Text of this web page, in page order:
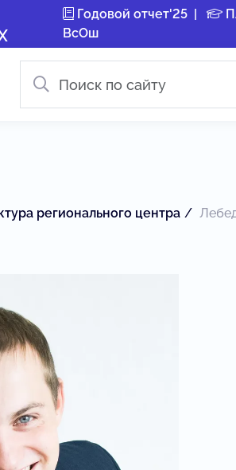
Годовой отчет'25|
ВсОш
регионального центра